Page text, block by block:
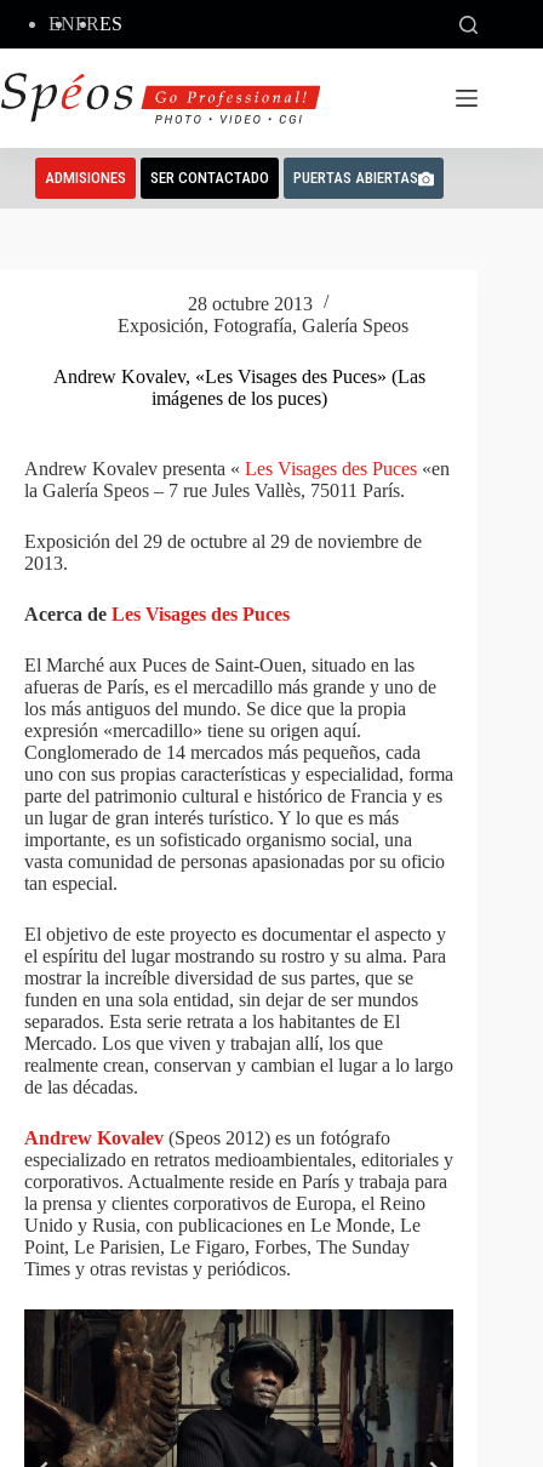
contenido
ENFRES
ADMISIONES SER CONTACTADO PUERTAS ABIERTAS
28 octubre 2013
Exposición,Fotografía,Galería Speos
Andrew Kovalev, «Les Visages des Puces» (Las
imágenes de los puces)
Andrew Kovalev presenta « Les Visages des Puces «en
la Galería Speos – 7 rue Jules Vallès, 75011 París.
Exposición del 29 de octubre al 29 de noviembre de
2013.
Acerca de Les Visages des Puces
El Marché aux Puces de Saint-Ouen, situado en las
afueras de París, es el mercadillo más grande y uno de
los más antiguos del mundo. Se dice que la propia
expresión «mercadillo» tiene su origen aquí.
Conglomerado de 14 mercados más pequeños, cada
uno con sus propias características y especialidad, forma
parte del patrimonio cultural e histórico de Francia y es
un lugar de gran interés turístico. Y lo que es más
importante, es un sofisticado organismo social, una
vasta comunidad de personas apasionadas por su oficio
tan especial.
El objetivo de este proyecto es documentar el aspecto y
el espíritu del lugar mostrando su rostro y su alma. Para
mostrar la increíble diversidad de sus partes, que se
funden en una sola entidad, sin dejar de ser mundos
separados. Esta serie retrata a los habitantes de El
Mercado. Los que viven y trabajan allí, los que
realmente crean, conservan y cambian el lugar a lo largo
de las décadas.
Andrew Kovalev (Speos 2012) es un fotógrafo
especializado en retratos medioambientales, editoriales y
corporativos. Actualmente reside en París y trabaja para
la prensa y clientes corporativos de Europa, el Reino
Unido y Rusia, con publicaciones en Le Monde, Le
Point, Le Parisien, Le Figaro, Forbes, The Sunday
Times y otras revistas y periódicos.